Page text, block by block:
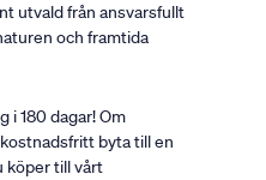
utvald från ansvarsfullt
och framtida
i 180 dagar! Om
byta till en
köper till vårt